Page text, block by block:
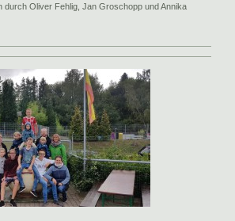
durch Oliver Fehlig, Jan Groschopp und Annika